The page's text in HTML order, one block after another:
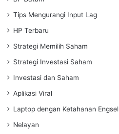
Tips Mengurangi Input Lag
HP Terbaru
Strategi Memilih Saham
Strategi Investasi Saham
Investasi dan Saham
Aplikasi Viral
Laptop dengan Ketahanan Engsel
Nelayan